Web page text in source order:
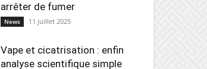
arrêter de fumer
News 11 juillet 2025
Vape et cicatrisation : enfin
analyse scientifique simple